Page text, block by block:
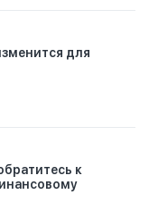
для
к